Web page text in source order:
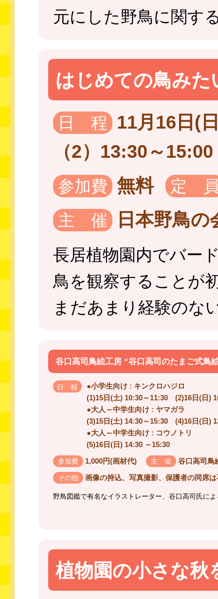
元にした野鳥に関す
はじめての鳥みた
日 程
11月16日(
（2）13:30～15:00
参加費 無料
定
主 催
日本野鳥の
長居植物園内でバー
鳥を観察することが
まだあまり経験のな
谷口高司鳥絵工房 “谷口高司のたまご式鳥
日 程
●小学生向け : キンクロハジロ
(1)15日(土) 10:30～11:30 (2)16日(日)
●大人～中学生向け : ヤマガラ
(3)15日(土) 14:30～15:30 (4)16日(日)
●大人～中学生向け : コウノトリ
(5)16日(日) 14:30 ～15:30
参加費 1,000円(画材代) 主 催 谷口高司鳥
その他 画像の持込、写真撮影、保護者の同席
野鳥図鑑で有名なイラストレーター、谷口高司氏に
植物園の小さな秋